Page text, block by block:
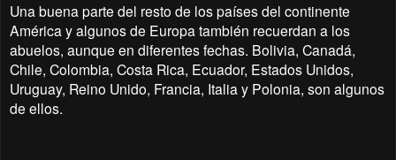
Una buena parte del resto de los países del continente
América y algunos de Europa también recuerdan a los
abuelos, aunque en diferentes fechas. Bolivia, Canadá,
Chile, Colombia, Costa Rica, Ecuador, Estados Unidos,
Uruguay, Reino Unido, Francia, Italia y Polonia, son algunos
de ellos.